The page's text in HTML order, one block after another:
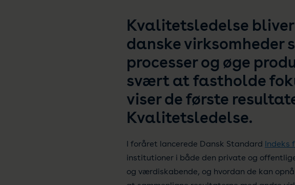
Kvalitetsledelse
danske virksomheder
processer og øge
svært at fastholde
viser de første
Kvalitetsledelse.
I foråret lancerede Dansk Standard Indeks
institutioner i både den private og
og værdiskabende, og hvordan de kan